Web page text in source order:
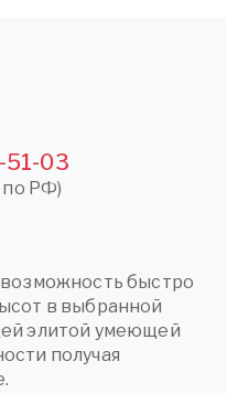
51-03
по РФ)
быстро
в выбранной
элитой умеющей
получая